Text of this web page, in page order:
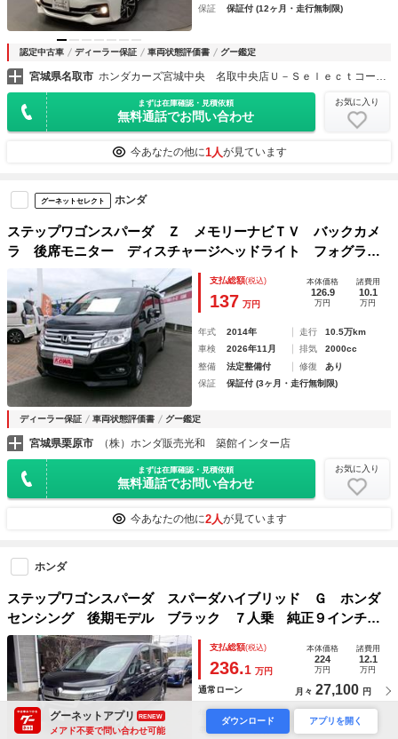
保証
保証付 (12ヶ月・走行無制限)
認定中古車 ディーラー保証 車両状態評価書 グー鑑定
宮城県名取市 ホンダカーズ宮城中央 名取中央店Ｕ－Ｓｅｌｅｃｔコーナー （株）ホンダモビリティ東北
まずは在庫確認・見積依頼
無料通話でお問い合わせ
お気に入り
今あなたの他に1人が見ています
グーネットセレクト ホンダ
ステップワゴンスパーダ Ｚ メモリーナビＴＶ バックカメ
ラ 後席モニター ディスチャージヘッドライト フォグライ
ト 両側パワースライドドア オートクルーズ 純正１６イン
チアルミホイル ＥＴＣ車載器 スマートキー ４ＷＤ
支払総額(税込)
137 万円
本体価格
126.9
万円
諸費用
10.1
万円
年式 2014年 走行
10.5万km
車検
2026年11月 排気
2000cc
整備
法定整備付 修復
あり
保証
保証付 (3ヶ月・走行無制限)
ディーラー保証 車両状態評価書 グー鑑定
宮城県栗原市 （株）ホンダ販売光和 築館インター店
まずは在庫確認・見積依頼
無料通話でお問い合わせ
お気に入り
今あなたの他に2人が見ています
ホンダ
ステップワゴンスパーダ スパーダハイブリッド Ｇ ホンダ
センシング 後期モデル ブラック ７人乗 純正９インチナ
ビ フルセグＴＶ ブルートゥース ＤＶＤ再生 ミュージッ
クラック バックカメラ ＥＴＣ 両側パワースライドドア
ドライブレコーダー クリソナ ＬＥＤライト 純正アルミ
支払総額(税込)
236.1 万円
本体価格
224
万円
諸費用
12.1
万円
通常ローン 月々 27,100 円
年式
車検
グーネットアプリ RENEW
メアド不要で問い合わせ可能
ダウンロード アプリを開く